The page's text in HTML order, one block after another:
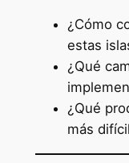
¿Cómo
estas
¿Qué
¿Qué
más